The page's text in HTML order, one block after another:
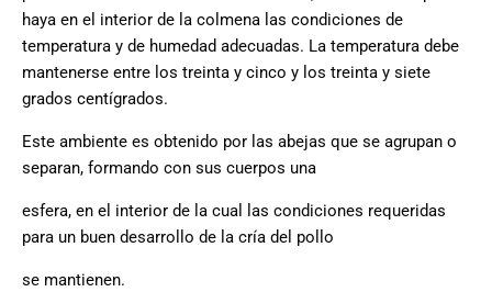
haya en el interior de la colmena las condiciones de
temperatura y de humedad adecuadas. La temperatura debe
mantenerse entre los treinta y cinco y los treinta y siete
grados centígrados.
Este ambiente es obtenido por las abejas que se agrupan o
separan, formando con sus cuerpos una
esfera, en el interior de la cual las condiciones requeridas
para un buen desarrollo de la cría del pollo
se mantienen.